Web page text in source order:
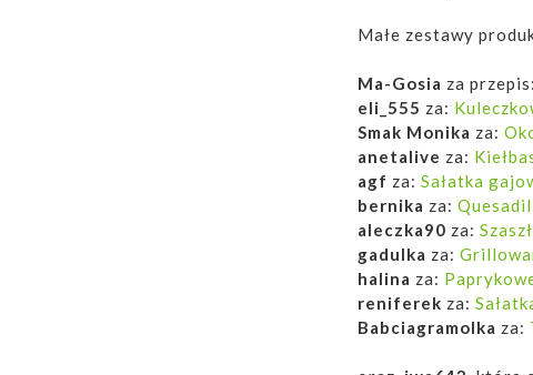
Małe zestawy
Ma-Gosia za przepis:
eli_555 za:
Smak Monika za:
anetalive za:
agf za: Sałatka
bernika za:
aleczka90 za:
gadulka za:
halina za:
reniferek za:
Babciagramolka za: